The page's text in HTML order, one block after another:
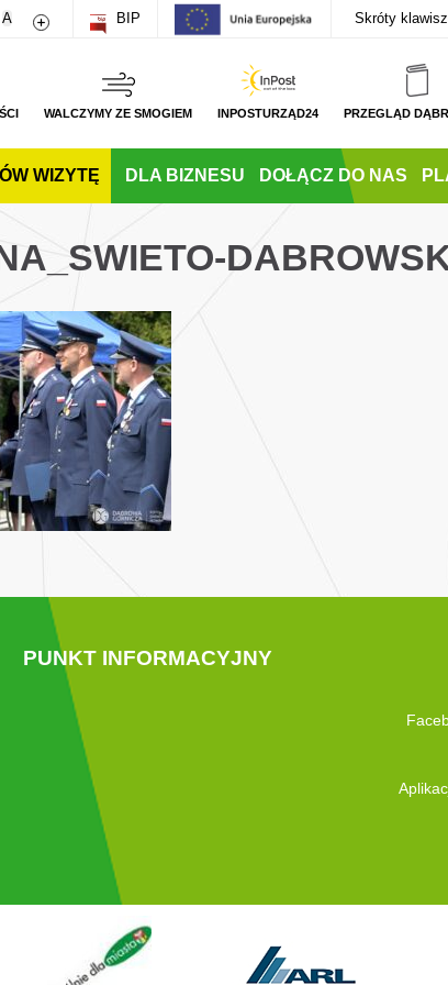
rozmiar czcionki
A Zwiększ rozmiar czcionki
BIP Skróty
WALCZYMY ZE SMOGIEM INPOSTURZĄD24 PRZEGLĄD
WIZYTĘ DLA BIZNESU DOŁĄCZ DO NAS
PUNKT INFORMACYJNY